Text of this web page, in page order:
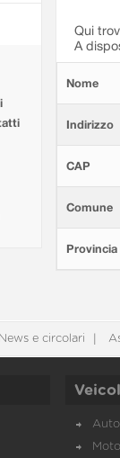
Qui
A
Nome
Indirizzo
CAP
Comune
Provincia
News e circolari